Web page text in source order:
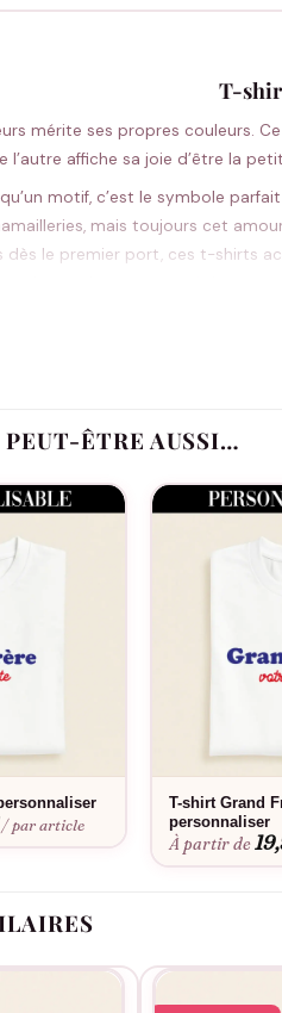
T-
mérite ses propres couleurs.
affiche sa joie d’être la
motif, c’est le symbole
mais toujours cet
dès le premier port, ces t-shirts
qui s’adapte à tous les
du body 0-3 mois aux coupes
aux lavages répétés du quotidien
sorties en famille,
pour choisir la coupe
aux garçons, et l’entretien en
ÊTRE AUSSI…
/ par article
T-shirt Grand
personnaliser
À partir de